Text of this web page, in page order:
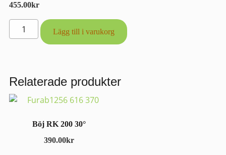
455.00kr
RK
M
mängd
Lägg till i varukorg
Relaterade produkter
Böj RK 200 30°
390.00kr